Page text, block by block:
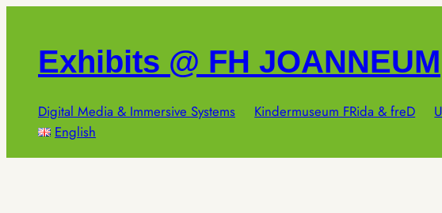
springenExhibits @ FH JOANNEUM
Digital Media & Immersive Systems Kindermuseum FRida & freD
English